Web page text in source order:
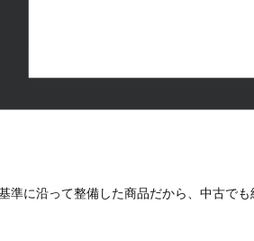
準に沿って整備した商品だから、中古で